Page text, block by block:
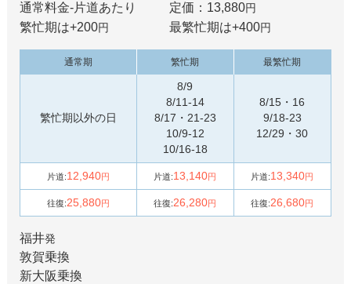
通常料金-片道あたり 定価：13,880円
繁忙期は+200円 最繁忙期は+400円
通常期 繁忙期 最繁忙期
繁忙期以外の日
8/9
8/11-14
8/17・21-23
10/9-12
10/16-18
8/15・16
9/18-23
12/29・30
片道:12,940円 片道:13,140円 片道:13,340円
往復:25,880円 往復:26,280円 往復:26,680円
福井発
敦賀乗換
新大阪乗換